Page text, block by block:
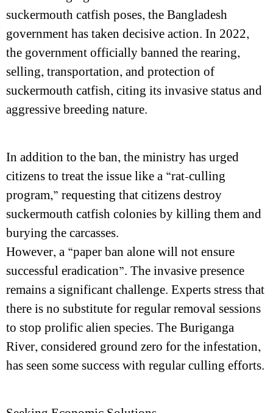
suckermouth catfish poses, the Bangladesh
government has taken decisive action. In 2022,
the government officially banned the rearing,
selling, transportation, and protection of
suckermouth catfish, citing its invasive status and
aggressive breeding nature.
In addition to the ban, the ministry has urged
citizens to treat the issue like a “rat-culling
program,” requesting that citizens destroy
suckermouth catfish colonies by killing them and
burying the carcasses.
However, a “paper ban alone will not ensure
successful eradication”. The invasive presence
remains a significant challenge. Experts stress that
there is no substitute for regular removal sessions
to stop prolific alien species. The Buriganga
River, considered ground zero for the infestation,
has seen some success with regular culling efforts.